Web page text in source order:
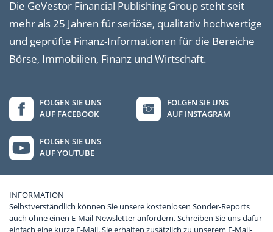
Die GeVestor Financial Publishing Group steht seit
mehr als 25 Jahren für seriöse, qualitativ hochwertige
und geprüfte Finanz-Informationen für die Bereiche
Börse, Immobilien, Finanz und Wirtschaft.
FOLGEN SIE UNS
AUF FACEBOOK
FOLGEN SIE UNS
AUF INSTAGRAM
FOLGEN SIE UNS
AUF YOUTUBE
INFORMATION
Selbstverständlich können Sie unsere kostenlosen Sonder-Reports
auch ohne einen E-Mail-Newsletter anfordern. Schreiben Sie uns dafür
einfach eine kurze E-Mail. Sie erhalten zusätzlich zu unserem E-Mail-